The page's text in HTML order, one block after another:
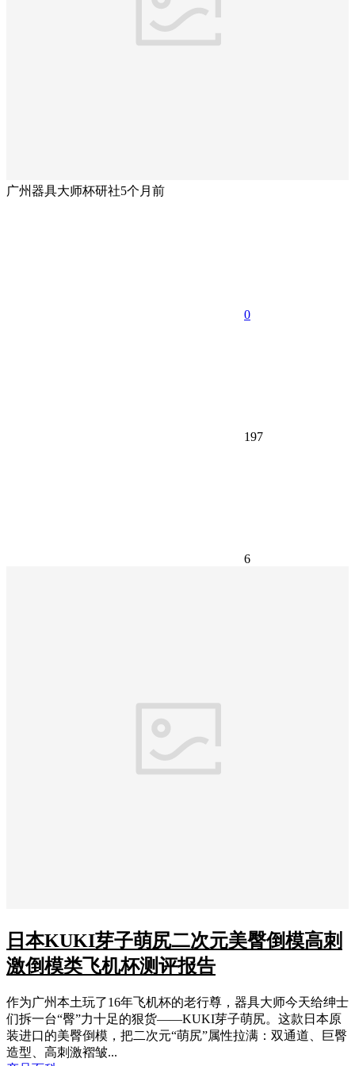
广州器具大师杯研社5个月前
0
197
6
日本KUKI芽子萌尻二次元美臀倒模高刺
激倒模类飞机杯测评报告
作为广州本土玩了16年飞机杯的老行尊，器具大师今天给绅士
们拆一台“臀”力十足的狠货——KUKI芽子萌尻。这款日本原
装进口的美臀倒模，把二次元“萌尻”属性拉满：双通道、巨臀
造型、高刺激褶皱...